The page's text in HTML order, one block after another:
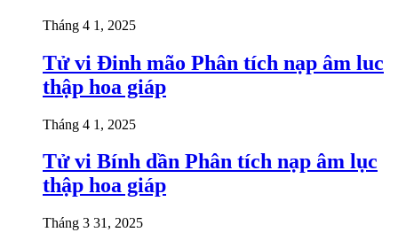
Tháng 4 1, 2025
Tử vi Đinh mão Phân tích nạp âm luc
thập hoa giáp
Tháng 4 1, 2025
Tử vi Bính dần Phân tích nạp âm lục
thập hoa giáp
Tháng 3 31, 2025